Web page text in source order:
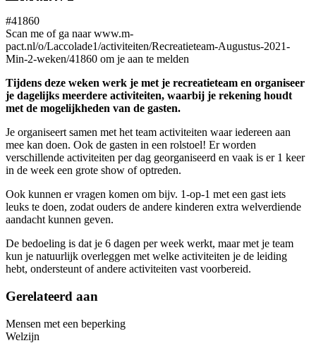
#41860
Scan me of ga naar www.m-
pact.nl/o/Laccolade1/activiteiten/Recreatieteam-Augustus-2021-
Min-2-weken/41860 om je aan te melden
Tijdens deze weken werk je met je recreatieteam en organiseer
je dagelijks meerdere activiteiten, waarbij je rekening houdt
met de mogelijkheden van de gasten.
Je organiseert samen met het team activiteiten waar iedereen aan
mee kan doen. Ook de gasten in een rolstoel! Er worden
verschillende activiteiten per dag georganiseerd en vaak is er 1 keer
in de week een grote show of optreden.
Ook kunnen er vragen komen om bijv. 1-op-1 met een gast iets
leuks te doen, zodat ouders de andere kinderen extra welverdiende
aandacht kunnen geven.
De bedoeling is dat je 6 dagen per week werkt, maar met je team
kun je natuurlijk overleggen met welke activiteiten je de leiding
hebt, ondersteunt of andere activiteiten vast voorbereid.
Gerelateerd aan
Mensen met een beperking
Welzijn